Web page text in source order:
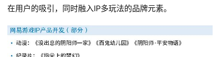
在用户的吸引，同时融入IP多玩法的品牌元素。